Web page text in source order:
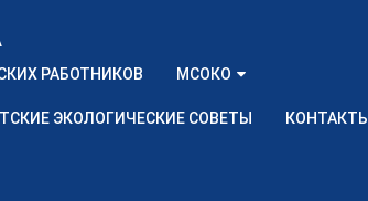
РАБОТНИКОВ МСОКО
ЭКОЛОГИЧЕСКИЕ СОВЕТЫ КОНТАКТЫ